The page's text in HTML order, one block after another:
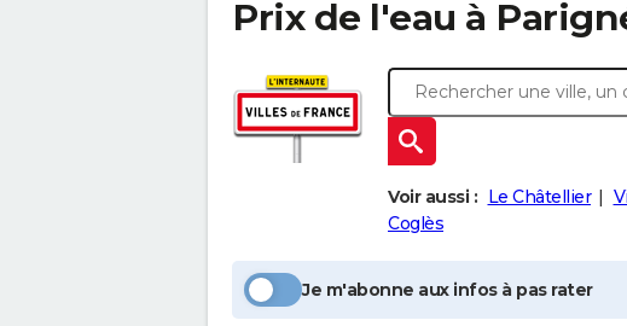
Prix de l'eau à
Voir aussi : Le Châtellier
Coglès
Je m'abonne aux infos à pas rater